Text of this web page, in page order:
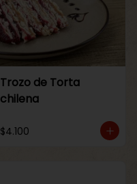
Trozo de Torta
chilena
$4.100